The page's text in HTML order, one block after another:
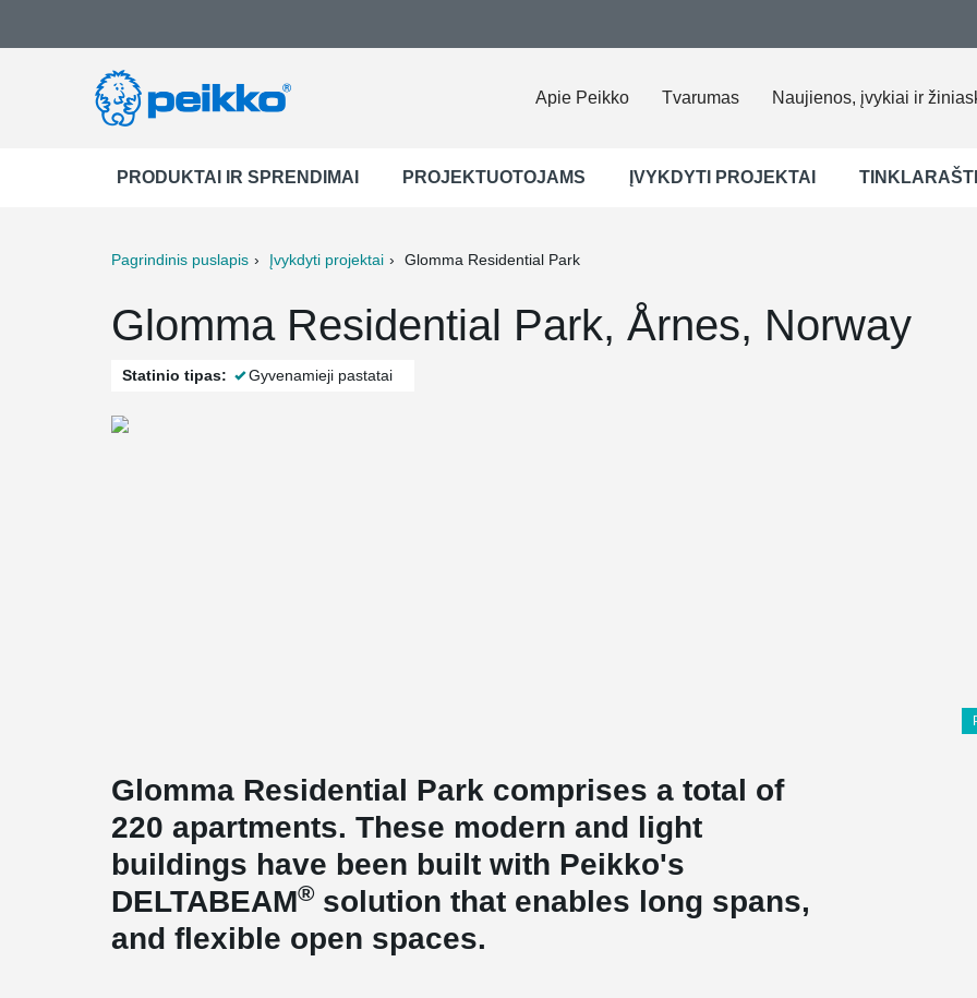
Apie Peikko Tvarumas Naujienos, įvykiai ir
PRODUKTAI IR SPRENDIMAI PROJEKTUOTOJAMS ĮVYKDYTI PROJEKTAI
Pagrindinis puslapis Įvykdyti projektai Glomma Residential Park
Glomma Residential Park, Årnes, Norway
Statinio tipas: Gyvenamieji pastatai
Glomma Residential Park comprises a total of
220 apartments. These modern and light
buildings have been built with Peikko's
DELTABEAM® solution that enables long spans,
and flexible open spaces.